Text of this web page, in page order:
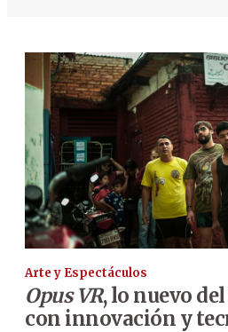
Arte y Espectáculos
Opus VR, lo nuevo
con innovación y